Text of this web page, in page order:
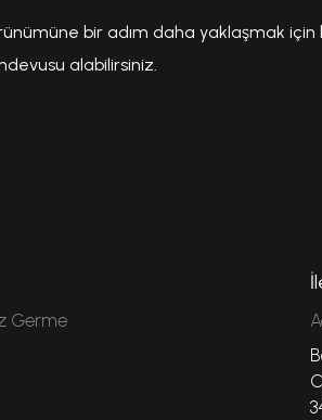
bir adım daha yaklaşmak
alabilirsiniz.
Germe